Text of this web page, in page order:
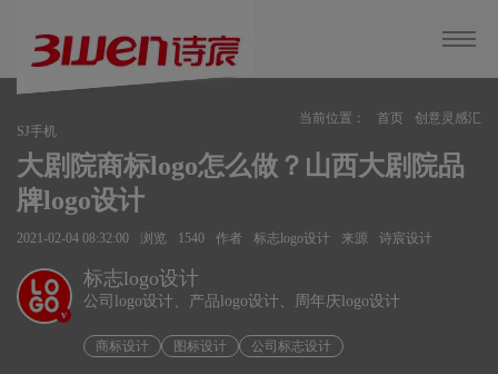
当前位置： 首页
创意灵感汇
SJ手机
大剧院商标logo怎么做？山西大剧院品
牌logo设计
2021-02-04 08:32:00 浏览 1540 作者 标志logo设计 来源 诗宸设计
v
标志logo设计
公司logo设计、产品logo设计、周年庆logo设计
商标设计 图标设计 公司标志设计